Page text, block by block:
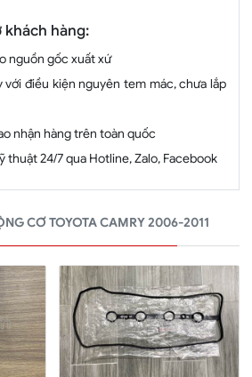
hàng:
nguồn gốc xuất xứ
với điều kiện nguyên tem mác, chưa lắp
nhận hàng trên toàn quốc
thuật 24/7 qua Hotline, Zalo, Facebook
CƠ TOYOTA CAMRY 2006-2011